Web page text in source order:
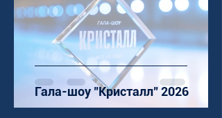
Гала-шоу "Кристалл" 2026